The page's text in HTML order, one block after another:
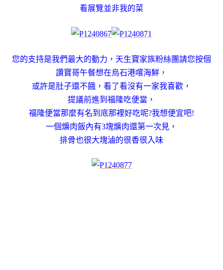
看展覽並非我的菜
您的支持是我們最大的動力，天生寶家族粉絲團請您按個
讚寶哥午餐想在烏石港嚐海鮮，
或許是肚子還不餓，看了看沒有一家我喜歡，
提議前進到福隆吃便當，
福隆便當那麼有名到底那裡好吃呢?我想便宜吧!
一個爌肉飯內有3塊爌肉還第一次見，
排骨也很大塊滷的很香很入味